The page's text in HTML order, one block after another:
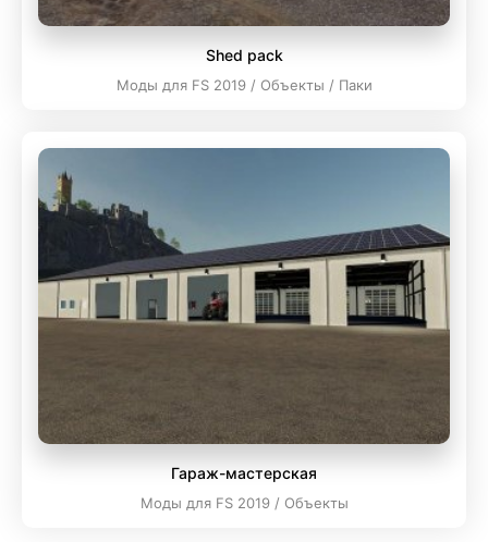
Shed pack
Моды для FS 2019 / Объекты / Паки
Гараж-мастерская
Моды для FS 2019 / Объекты